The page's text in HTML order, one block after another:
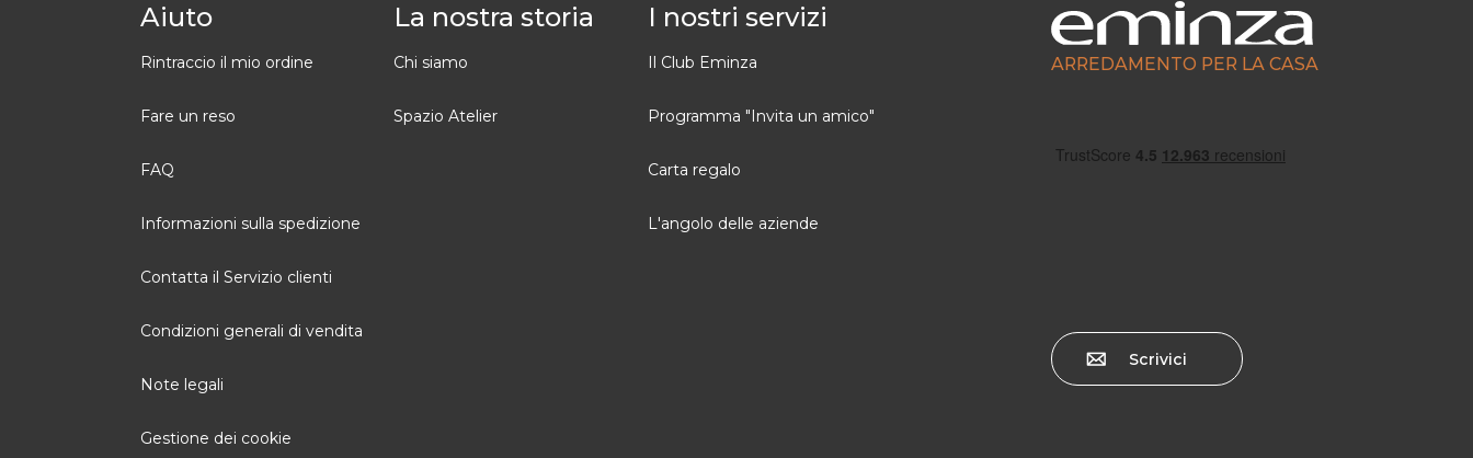
Aiuto
Rintraccio il mio ordine
Fare un reso
FAQ
Informazioni sulla spedizione
Contatta il Servizio clienti
Condizioni generali di vendita
Note legali
Gestione dei cookie
La nostra storia
Chi siamo
Spazio Atelier
I nostri servizi
Il Club Eminza
Programma "Invita un amico"
Carta regalo
L'angolo delle aziende
ARREDAMENTO PER LA CASA
Scrivici